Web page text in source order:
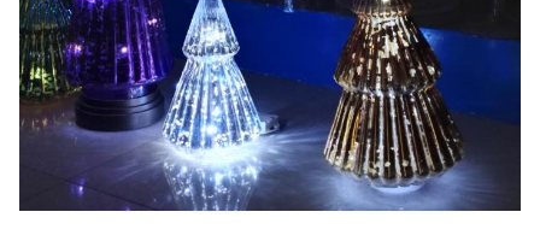
Perusahaan dan pabrik kami melakukan banyak
upaya untuk mengontrol kualitas. Kami
menyediakan peralatan kaca berkualitas tinggi
dengan harga yang terjangkau.Kami ingin bekerja